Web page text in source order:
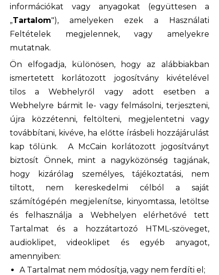
információkat vagy anyagokat (együttesen a
„Tartalom"), amelyeken ezek a Használati
Feltételek megjelennek, vagy amelyekre
mutatnak.
Ön elfogadja, különösen, hogy az alábbiakban
ismertetett korlátozott jogosítvány kivételével
tilos a Webhelyről vagy adott esetben a
Webhelyre bármit le- vagy felmásolni, terjeszteni,
újra közzétenni, feltölteni, megjelentetni vagy
továbbítani, kivéve, ha előtte írásbeli hozzájárulást
kap tőlünk. A McCain korlátozott jogosítványt
biztosít Önnek, mint a nagyközönség tagjának,
hogy kizárólag személyes, tájékoztatási, nem
tiltott, nem kereskedelmi célból a saját
számítógépén megjelenítse, kinyomtassa, letöltse
és felhasználja a Webhelyen elérhetővé tett
Tartalmat és a hozzátartozó HTML-szöveget,
audioklipet, videoklipet és egyéb anyagot,
amennyiben:
A Tartalmat nem módosítja, vagy nem ferdíti el;